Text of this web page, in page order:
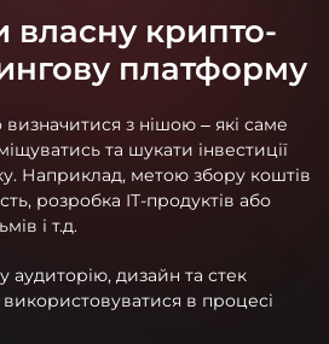
власну крипто-
платформу
з нішою – які саме
та шукати інвестиції
Наприклад, метою збору коштів
розробка ІТ-продуктів або
і т.д.
аудиторію, дизайн та стек
використовуватися в процесі